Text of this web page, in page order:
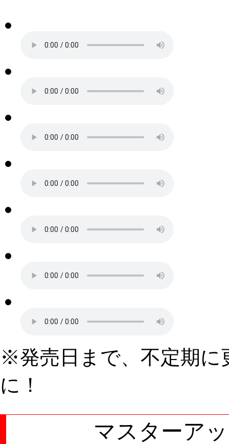
※発売日まで、不定期に
に！
マスターア